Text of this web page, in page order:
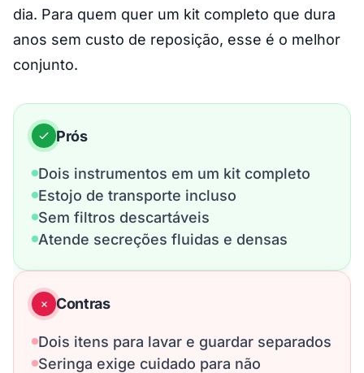
dia. Para quem quer um kit completo que dura
anos sem custo de reposição, esse é o melhor
conjunto.
Prós
Dois instrumentos em um kit completo
Estojo de transporte incluso
Sem filtros descartáveis
Atende secreções fluidas e densas
Contras
Dois itens para lavar e guardar separados
Seringa exige cuidado para não